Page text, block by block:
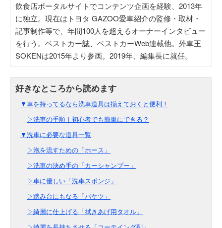
飲食店ポータルサイトでコンテンツ企画を経験、2013年
に独立。現在はトヨタ GAZOO愛車紹介の監修・取材・
記事制作等で、年間100人を超えるオーナーインタビュー
を行う。ベストカー誌、ベストカーWeb連載他。外車王
SOKENは2015年より参画。2019年、編集長に就任。
▼車を持ってるなら洗車道具は揃えておくと便利！
▷洗車の手順｜初心者でも簡単にできる？
▼洗車に必要な道具一覧
▷泡を流すための「ホース」
▷洗車の決め手の「カーシャンプー」
▷車に優しい「洗車スポンジ」
▷踏み台にもなる「バケツ」
▷綺麗に仕上げる「拭きあげ用タオル」